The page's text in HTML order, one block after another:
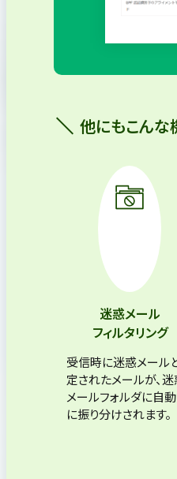
他にもこんな
迷惑メール
フィルタリング
受信時に迷惑メール
定されたメールが、
メールフォルダに自
に振り分けされます。